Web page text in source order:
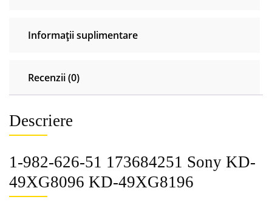
Informații suplimentare
Recenzii (0)
Descriere
1-982-626-51 173684251 Sony KD-
49XG8096 KD-49XG8196